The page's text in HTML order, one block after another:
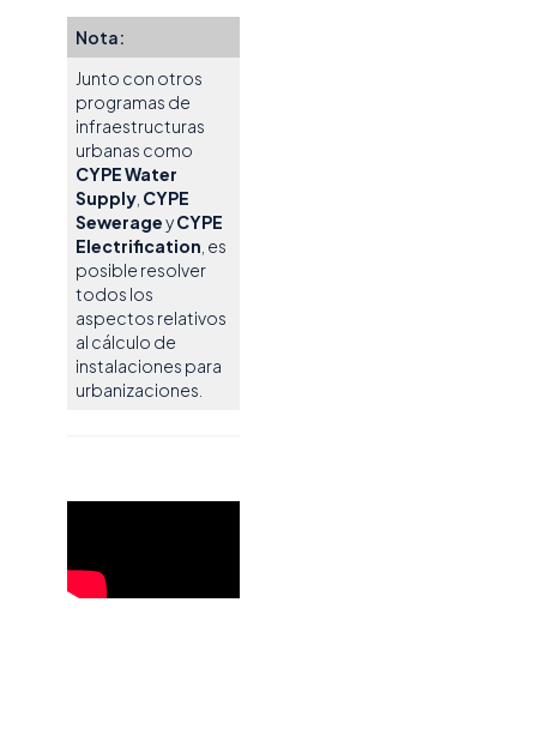
Nota:
Junto con otros
programas de
infraestructuras
urbanas como
CYPE Water
Supply CYPE
SewerageyCYPE
Electrification , es
posible resolver
todos los
aspectos relativos
al cálculo de
instalaciones para
urbanizaciones.